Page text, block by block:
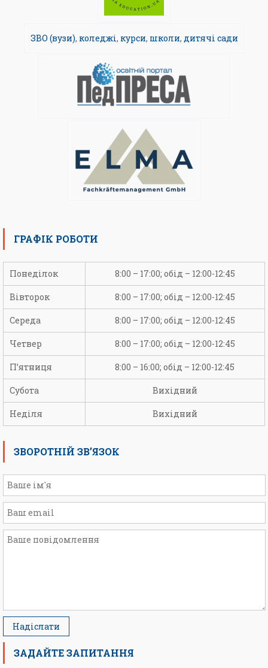
ЗВО (вузи), коледжі, курси, школи, дитячі сади
ГРАФІК РОБОТИ
Понеділок 8:00 – 17:00; обід – 12:00-12:45
Вівторок 8:00 – 17:00; обід – 12:00-12:45
Середа 8:00 – 17:00; обід – 12:00-12:45
Четвер 8:00 – 17:00; обід – 12:00-12:45
П’ятниця 8:00 – 16:00; обід – 12:00-12:45
Субота Вихідний
Неділя Вихідний
ЗВОРОТНІЙ ЗВ’ЯЗОК
ЗАДАЙТЕ ЗАПИТАННЯ